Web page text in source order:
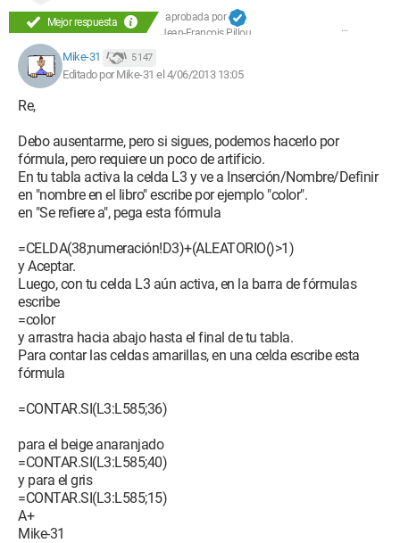
Mejor respuesta
aprobada por
Jean-François Pillou
Mike-31 5 147
Editado por Mike-31 el 4/06/2013 13:05
Re,
Debo ausentarme, pero si sigues, podemos hacerlo por
fórmula, pero requiere un poco de artificio.
En tu tabla activa la celda L3 y ve a Inserción/Nombre/Definir
en "nombre en el libro" escribe por ejemplo "color".
en "Se refiere a", pega esta fórmula
=CELDA(38;numeración!D3)+(ALEATORIO()>1)
y Aceptar.
Luego, con tu celda L3 aún activa, en la barra de fórmulas
escribe
=color
y arrastra hacia abajo hasta el final de tu tabla.
Para contar las celdas amarillas, en una celda escribe esta
fórmula
=CONTAR.SI(L3:L585;36)
para el beige anaranjado
=CONTAR.SI(L3:L585;40)
y para el gris
=CONTAR.SI(L3:L585;15)
A+
Mike-31